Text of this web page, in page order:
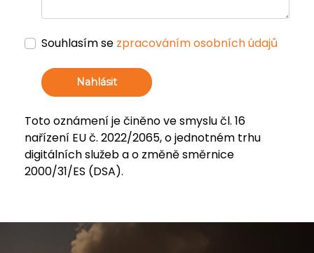
Souhlasím se zpracováním osobních údajů
Nahlásit
Toto oznámení je činěno ve smyslu čl. 16
nařízení EU č. 2022/2065, o jednotném trhu
digitálních služeb a o změně směrnice
2000/31/ES (DSA).